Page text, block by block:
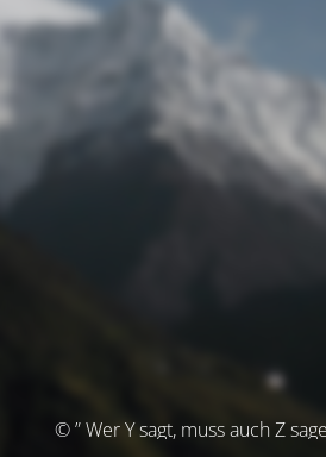
© ” Wer Y sagt, muss auch Z